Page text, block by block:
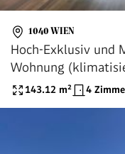
1040 WIEN
Hoch-Exklusiv und
Wohnung
nähe Karlskirche,
143.12 m² 4